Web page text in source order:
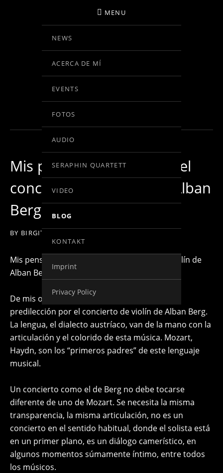
BIRGIT KOLAR
VIOLINE
MENU
NEWS
ACERCA DE MÍ
EVENTS
FOTOS
AUDIO
SERAPHIN QUARTETT
VIDEO
BLOG
KONTAKT
Imprint
Privacy Policy
Mis pensamientos sobre el
concierto para violín de Alban
Berg
BY BIRGIT KOLAR
Mis pensamientos sobre el concierto para violín de
Alban Berg…
De mis orígenes musicales surge también mi
predilección por el concierto de violín de Alban Berg.
La lengua, el dialecto austríaco, van de la mano con la
articulación y el colorido de esta música. Mozart,
Haydn, son los “primeros padres” de este lenguaje
musical.
Un concierto como el de Berg no debe tocarse
diferente de uno de Mozart. Se necesita la misma
transparencia, la misma articulación, no es un
concierto en el sentido habitual, donde el solista está
en un primer plano, es un diálogo camerístico, en
algunos momentos súmamente íntimo, entre todos
los músicos.